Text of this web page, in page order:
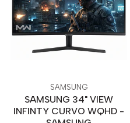
SAMSUNG
SAMSUNG 34" VIEW
INFINTY CURVO WQHD -